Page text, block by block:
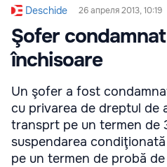
Deschide 26 апреля 2013, 10:19
Şofer
închisoare
Un şofer a fost
cu privarea de dreptul de
transprt pe un termen de
suspendarea
pe un termen de probă de